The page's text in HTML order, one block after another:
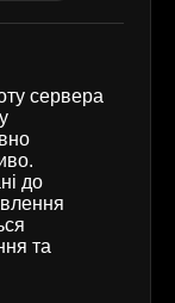
сервера
до
та